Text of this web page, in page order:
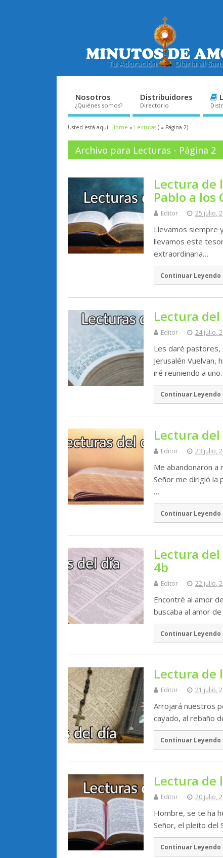
Nosotros
¿Quiénes somos?
Distribuidores
Directorio
Usted está aquí: Home » Lecturas ( » Página 2)
Archivo para Lecturas - Página 2
Lectura de
Pablo a los
Editor 25 julio,
Llevamos siempre
llevamos este
extraordinaria…
Continuar Leyendo
Lectura del
Editor 24 julio,
Les daré pastores,
Jerusalén
iré reuniendo a
Continuar Leyendo
Lectura del
Editor 23 julio,
Me abandonaron a
Señor me dirigió la
…
Continuar Leyendo
Lectura
4b
Editor 22 julio,
Encontré al amor
buscaba al amor
Continuar Leyendo
Lectura de
Editor 21 julio,
Arrojará nuestros
cayado, al rebaño
Continuar Leyendo
Lectura de
Editor 20 julio,
Hombre, se te ha
Señor, el pleito del
Continuar Leyendo